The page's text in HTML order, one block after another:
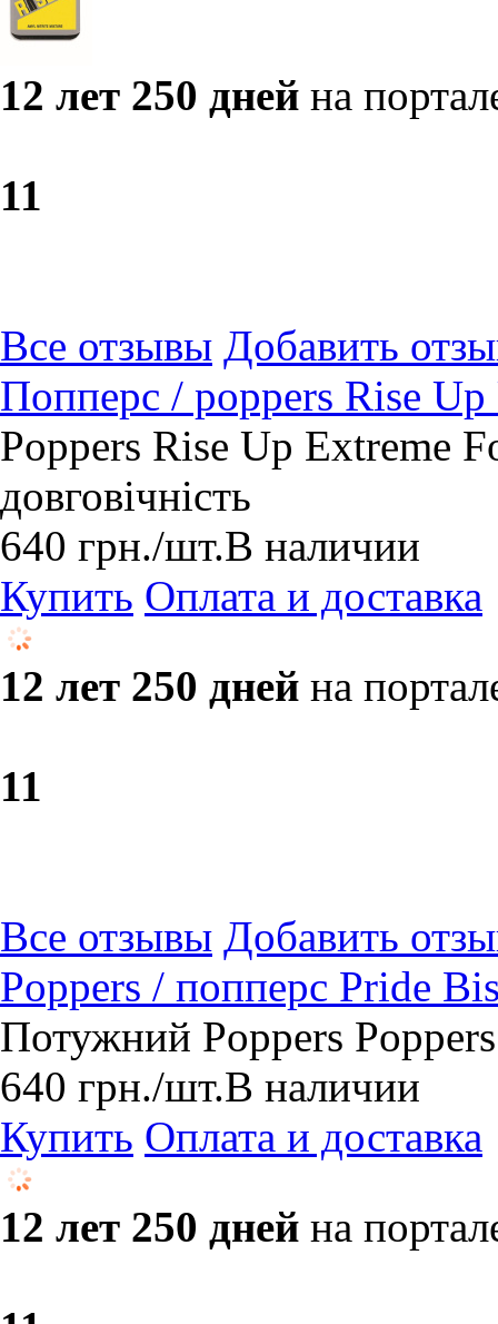
12 лет 250 дней на
11
Все отзывы Добавить
Попперс / poppers Rise
Poppers Rise Up Extreme
довговічність
640 грн./шт.В наличии
Купить Оплата и доставка
12 лет 250 дней на
11
Все отзывы Добавить
Poppers / попперс Pride
Потужний Poppers
640 грн./шт.В наличии
Купить Оплата и доставка
12 лет 250 дней на